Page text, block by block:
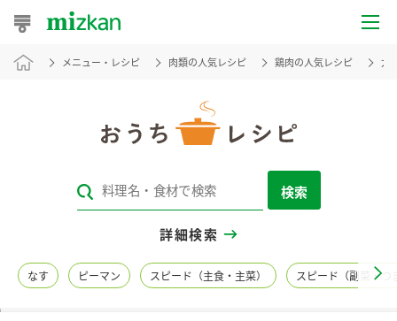
おうちレシピ
レシピカテゴリ一覧
レシピ名特集
メニュー・レシピ 肉類の人気レシピ 鶏肉の人気レシピ 大
検索
詳細検索
なす ピーマン スピード（主食・主菜） スピード（副菜・つ